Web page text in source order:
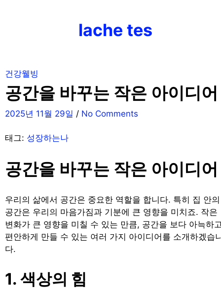
lache tes
건강웰빙
공간을 바꾸는 작은 아이디어
2025년 11월 29일 / No Comments
태그: 성장하는나
공간을 바꾸는 작은 아이디어
우리의 삶에서 공간은 중요한 역할을 합니다. 특히 집 안의
공간은 우리의 마음가짐과 기분에 큰 영향을 미치죠. 작은
변화가 큰 영향을 미칠 수 있는 만큼, 공간을 보다 아늑하
편안하게 만들 수 있는 여러 가지 아이디어를 소개하겠습
다.
1. 색상의 힘